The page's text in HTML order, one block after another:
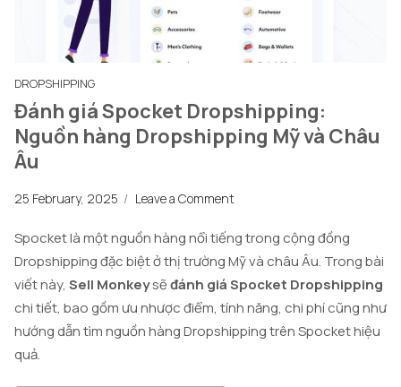
DROPSHIPPING
Đánh giá Spocket Dropshipping:
Nguồn hàng Dropshipping Mỹ và Châu
Âu
25 February, 2025 / Leave a Comment
Spocket là một nguồn hàng nổi tiếng trong cộng đồng
Dropshipping đặc biệt ở thị trường Mỹ và châu Âu. Trong bài
viết này, Sell Monkeysẽđánh giá Spocket Dropshipping
chi tiết, bao gồm ưu nhược điểm, tính năng, chi phí cũng như
hướng dẫn tìm nguồn hàng Dropshipping trên Spocket hiệu
quả.